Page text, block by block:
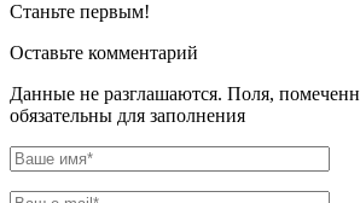
Станьте первым!
Оставьте комментарий
Данные не разглашаются. Поля,
обязательны для заполнения